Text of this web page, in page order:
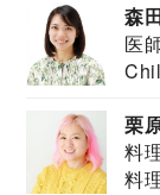
森
医
栗
料
料